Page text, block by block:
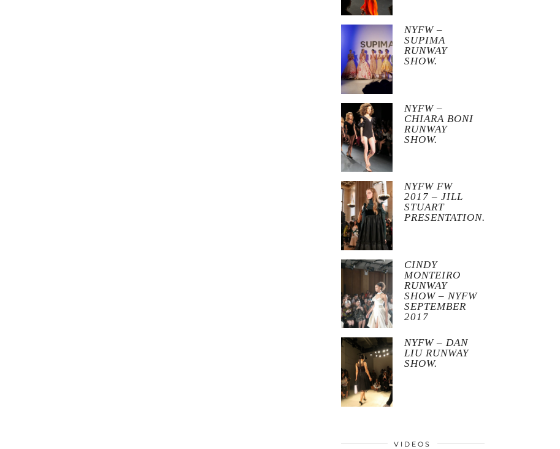
NYFW –
SUPIMA
RUNWAY
SHOW.
NYFW –
CHIARA BONI
RUNWAY
SHOW.
NYFW FW
2017 – JILL
STUART
PRESENTATION.
CINDY
MONTEIRO
RUNWAY
SHOW – NYFW
SEPTEMBER
2017
NYFW – DAN
LIU RUNWAY
SHOW.
VIDEOS